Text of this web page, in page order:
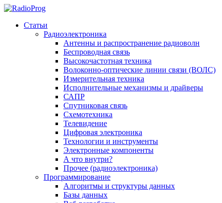
Статьи
Радиоэлектроника
Антенны и распространение радиоволн
Беспроводная связь
Высокочастотная техника
Волоконно-оптические линии связи (ВОЛС)
Измерительная техника
Исполнительные механизмы и драйверы
САПР
Спутниковая связь
Схемотехника
Телевидение
Цифровая электроника
Технологии и инструменты
Электронные компоненты
А что внутри?
Прочее (радиоэлектроника)
Программирование
Алгоритмы и структуры данных
Базы данных